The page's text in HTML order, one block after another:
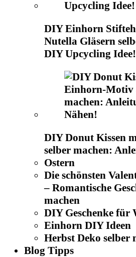
DIY Einhorn
Nutella Gläsern
DIY Upcycling Idee!
DIY Donut Kissen
selber machen:
Ostern
Die schönsten
– Romantische
machen
DIY Geschenke für
Einhorn DIY Ideen
Herbst Deko selber
Blog Tipps